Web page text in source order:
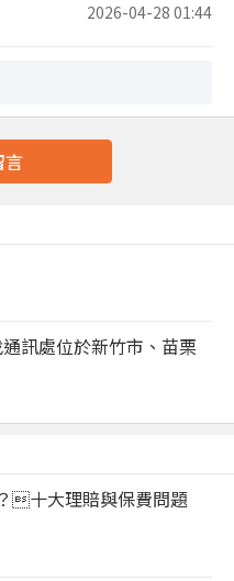
2026-04-28 01:44
言
訊處位於新竹市、苗栗
十大理賠與保費問題